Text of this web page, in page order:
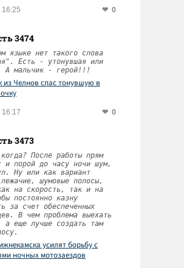
16:25 0
3474
языке нет такого слова
Есть - утонувшая или
А мальчик - герой!!!
из Челнов спас тонувшую в
16:17 0
3473
После работы прям
и порой до часу ночи шум,
Ну или как вариант
шумовые полосы,
на скорость, так и на
постоянно казну
за счет обеспеченных
В чем проблема выехать
а еще лучше создать там
усилят борьбу с
ночных мотозаездов